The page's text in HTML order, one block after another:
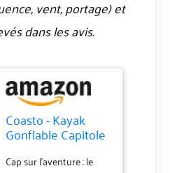
concepteur et fabricant
de produits innovants
Bien-être, et Sport &
Loisirs. Trouvez dès
maintenant le modèle
qui comblera vos envies
vent, portage) et
dans les avis.
Coasto - Kayak
Gonflable Capitole
Premium 2 Places
PB-CKC426 -
Cap sur l'aventure : le